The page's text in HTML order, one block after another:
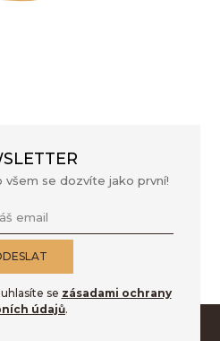
všem se dozvíte jako první!
email
se zásadami ochrany
údajů.